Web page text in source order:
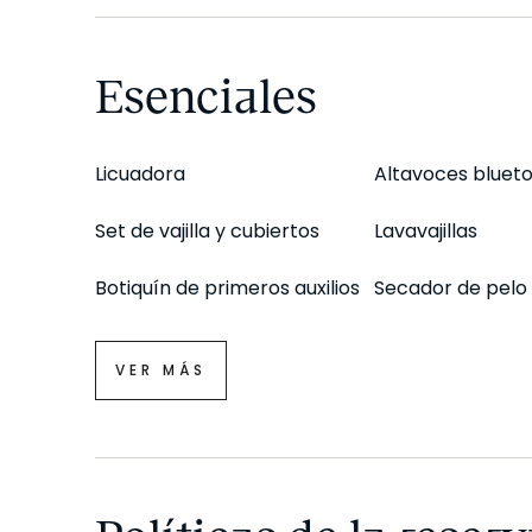
*Nuestro equipo de diseño interno selecciona
Como parte del mantenimiento constante de la
fotos y el que encontrará en el apartamento.
Esenciales
Licuadora Altavoces
Set de vajilla y cubiertos Lavavajillas
Botiquín de primeros auxilios Secador de pelo
VER MÁS